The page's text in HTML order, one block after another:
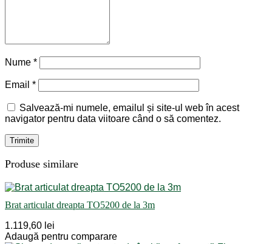
Nume *
Email *
Salvează-mi numele, emailul și site-ul web în acest
navigator pentru data viitoare când o să comentez.
Produse similare
Brat articulat dreapta TO5200 de la 3m
1.119,60 lei
Adaugă pentru comparare